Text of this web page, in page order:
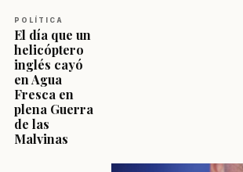
POLÍTICA
El día que un
helicóptero
inglés cayó
en Agua
Fresca en
plena Guerra
de las
Malvinas